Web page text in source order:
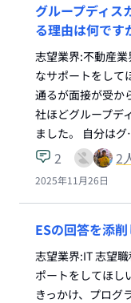
グループディス
る理由は何です
志望業界:不動産
なサポートをして
通るが面接が受か
社ほどグループデ
ました。 自分は
2 2
2025年11月26日
ESの回答を添
志望業界:IT 志望
ポートをしてほし
きっかけ、プログ